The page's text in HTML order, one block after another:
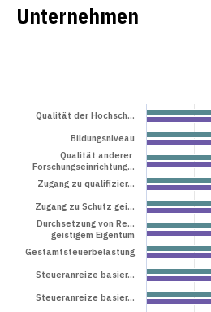
Unternehmen
Qualität der Hochsch…
Bildungsniveau
Qualität anderer
Forschungseinrichtung…
Zugang zu qualifizier…
Zugang zu Schutz gei…
Durchsetzung von Re…
geistigem Eigentum
Gestamtsteuerbelastung
Steueranreize basier…
Steueranreize basier…